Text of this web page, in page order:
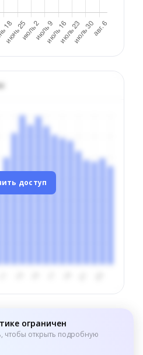
доступ
ограничен
чтобы открыть подробную